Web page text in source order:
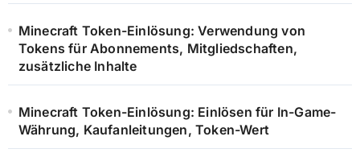
Minecraft Token-Einlösung: Verwendung von
Tokens für Abonnements, Mitgliedschaften,
zusätzliche Inhalte
Minecraft Token-Einlösung: Einlösen für In-Game-
Währung, Kaufanleitungen, Token-Wert